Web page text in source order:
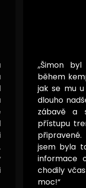
,,Šimon
během
jak se mu
dlouho
zábavě a
přístupu
jsem byla
informace
chodily
moc!“